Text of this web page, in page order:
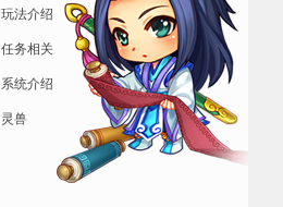
玩法介绍
任务相关
系统介绍
灵兽